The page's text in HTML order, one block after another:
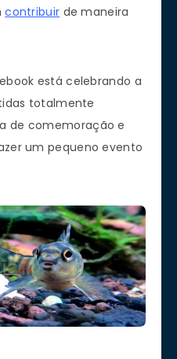
contribuir de maneira
está celebrando a
totalmente
de comemoração e
um pequeno evento